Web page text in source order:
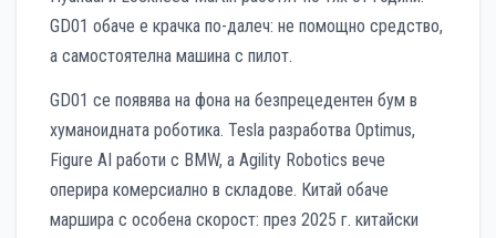
GD01 обаче е крачка по-далеч: не помощно средство,
а самостоятелна машина с пилот.
GD01 се появява на фона на безпрецедентен бум в
хуманоидната роботика. Tesla разработва Optimus,
Figure AI работи с BMW, а Agility Robotics вече
оперира комерсиално в складове. Китай обаче
маршира с особена скорост: през 2025 г. китайски